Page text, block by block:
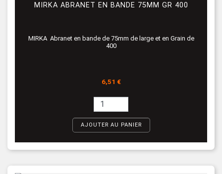
MIRKA ABRANET EN BANDE 75MM GR 400
MIRKA Abranet en bande de 75mm de large et en Grain de
400
Prix
6,51 €
AJOUTER AU PANIER